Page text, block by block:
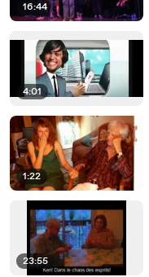
16:44
4:01
1:22
23:55